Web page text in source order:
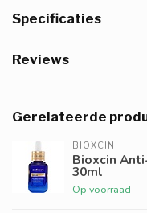
Specificaties
Reviews
Gerelateerde
BIOXCIN
Bioxcin
30ml
Op voorraad